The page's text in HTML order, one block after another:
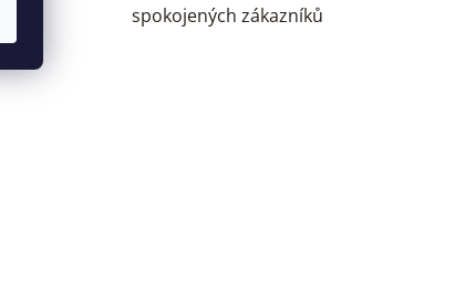
spokojených zákazníků